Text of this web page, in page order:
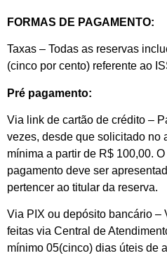
FORMAS DE PAGAMENTO:
Taxas – Todas as reservas
(cinco por cento) referente ao
Pré pagamento:
Via link de cartão de crédito –
vezes, desde que solicitado no
mínima a partir de R$ 100,00.
pagamento deve ser
pertencer ao titular da reserva.
Via PIX ou depósito bancário –
feitas via Central de
mínimo 05(cinco) dias úteis de